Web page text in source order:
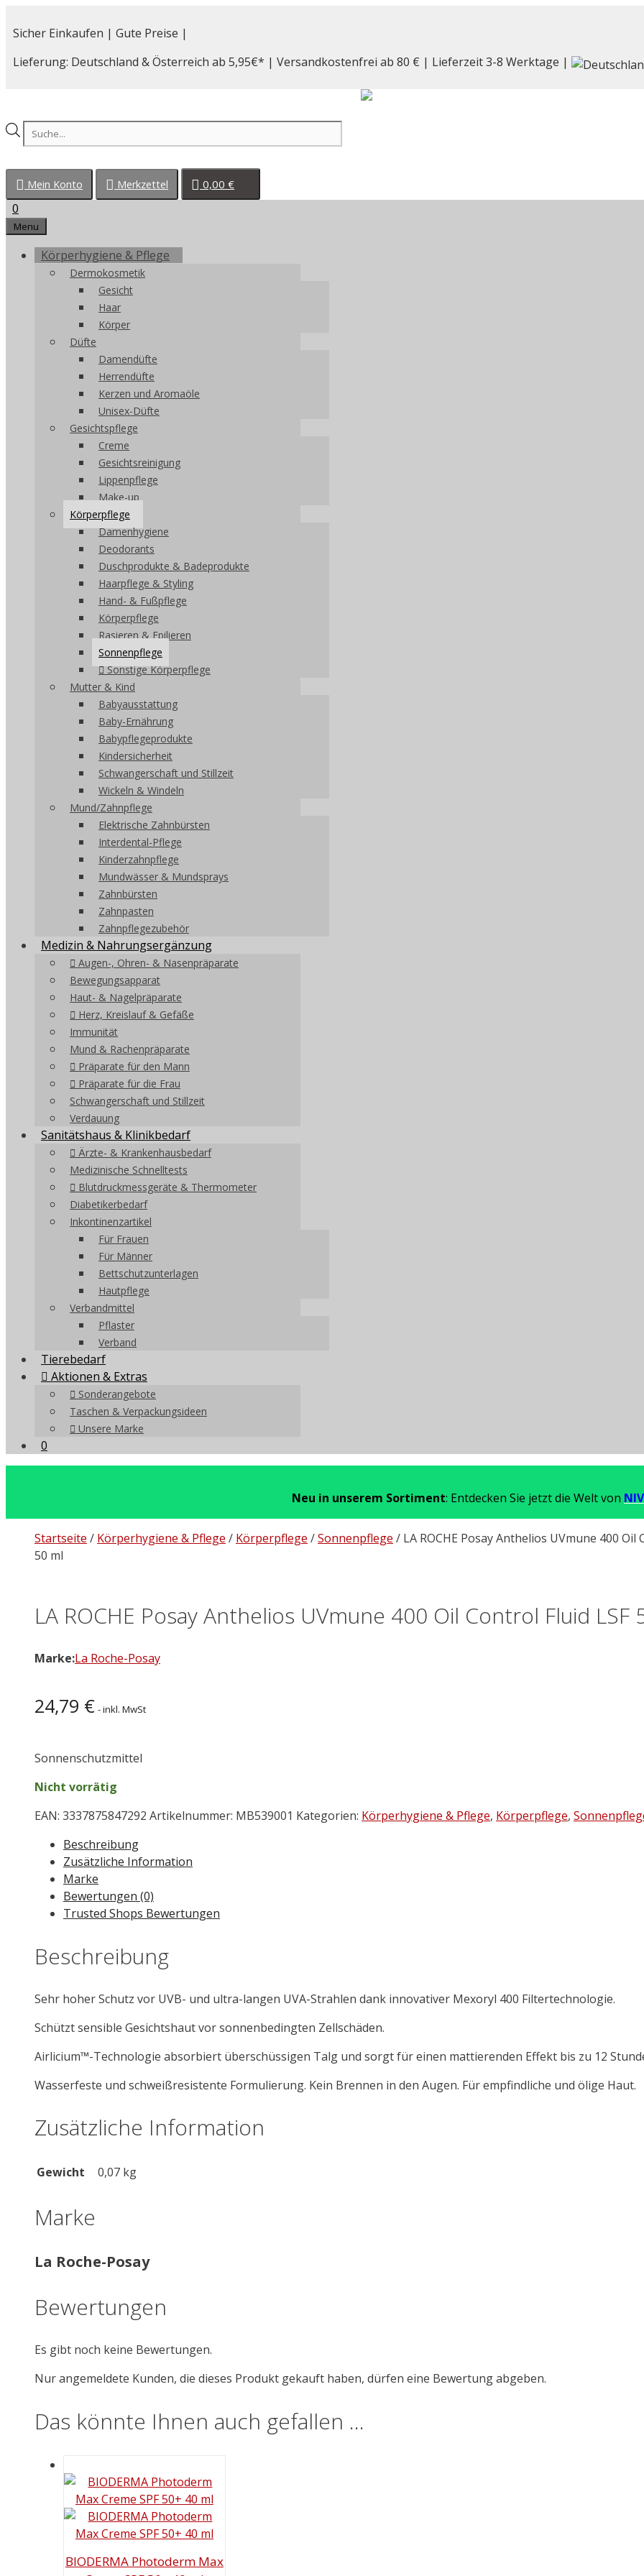
Inhalt
Sicher Einkaufen | Gute Preise |
Lieferung: Deutschland & Österreich ab 5,95€* | Versandkostenfrei ab 80 € | Lieferzeit 3-8 Werktage |
Products
search
Mein Konto Merkzettel 0,00 €
0
Menu
Körperhygiene & Pflege
Dermokosmetik
Gesicht
Haar
Körper
Düfte
Damendüfte
Herrendüfte
Kerzen und Aromaöle
Unisex-Düfte
Gesichtspflege
Creme
Gesichtsreinigung
Lippenpflege
Make-up
Körperpflege
Damenhygiene
Deodorants
Duschprodukte & Badeprodukte
Haarpflege & Styling
Hand- & Fußpflege
Körperpflege
Rasieren & Epilieren
Sonnenpflege
Sonstige Körperpflege
Mutter & Kind
Babyausstattung
Baby-Ernährung
Babypflegeprodukte
Kindersicherheit
Schwangerschaft und Stillzeit
Wickeln & Windeln
Mund/Zahnpflege
Elektrische Zahnbürsten
Interdental-Pflege
Kinderzahnpflege
Mundwässer & Mundsprays
Zahnbürsten
Zahnpasten
Zahnpflegezubehör
Medizin & Nahrungsergänzung
Augen-, Ohren- & Nasenpräparate
Bewegungsapparat
Haut- & Nagelpräparate
Herz, Kreislauf & Gefäße
Immunität
Mund & Rachenpräparate
Präparate für den Mann
Präparate für die Frau
Schwangerschaft und Stillzeit
Verdauung
Sanitätshaus & Klinikbedarf
Ärzte- & Krankenhausbedarf
Medizinische Schnelltests
Blutdruckmessgeräte & Thermometer
Diabetikerbedarf
Inkontinenzartikel
Für Frauen
Für Männer
Bettschutzunterlagen
Hautpflege
Verbandmittel
Pflaster
Verband
Tierebedarf
Aktionen & Extras
Sonderangebote
Taschen & Verpackungsideen
Unsere Marke
0
Neu in unserem Sortiment: Entdecken Sie jetzt die Welt von
Startseite / Körperhygiene & Pflege / Körperpflege /Sonnenpflege / LA ROCHE Posay Anthelios UVmune 400 Oil
50 ml
LA ROCHE Posay Anthelios UVmune 400 Oil Control Fluid LSF
Marke:La Roche-Posay
24,79 € - inkl. MwSt
Sonnenschutzmittel
Nicht vorrätig
EAN: 3337875847292 Artikelnummer: MB539001 Kategorien: Körperhygiene & Pflege, Körperpflege,
Beschreibung
Zusätzliche Information
Marke
Bewertungen (0)
Trusted Shops Bewertungen
Beschreibung
Sehr hoher Schutz vor UVB- und ultra-langen UVA-Strahlen dank innovativer Mexoryl 400 Filtertechnologie.
Schützt sensible Gesichtshaut vor sonnenbedingten Zellschäden.
Airlicium™-Technologie absorbiert überschüssigen Talg und sorgt für einen mattierenden Effekt bis zu 12
Wasserfeste und schweißresistente Formulierung. Kein Brennen in den Augen. Für empfindliche und ölige Haut.
Zusätzliche Information
Gewicht 0,07 kg
Marke
La Roche-Posay
Bewertungen
Es gibt noch keine Bewertungen.
Nur angemeldete Kunden, die dieses Produkt gekauft haben, dürfen eine Bewertung abgeben.
Das könnte Ihnen auch gefallen …
BIODERMA Photoderm Max